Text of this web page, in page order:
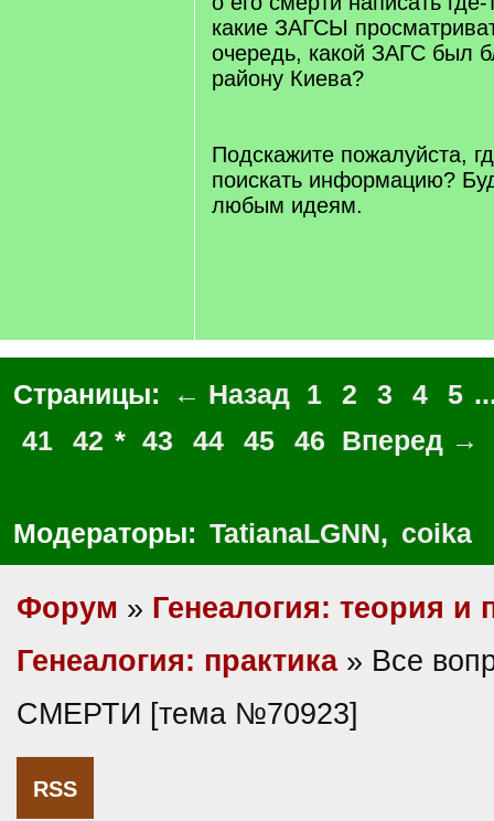
какие ЗАГСЫ
очередь, какой ЗАГС был
району Киева?
Подскажите пожалуйста,
поискать информацию?
любым идеям.
Страницы: ← Назад 1 2 3 4 5
41
42 * 43 44 45 46 Вперед →
Модераторы: TatianaLGNN, coika
Форум » Генеалогия: теория и
Генеалогия: практика» Все
СМЕРТИ [тема №70923]
RSS